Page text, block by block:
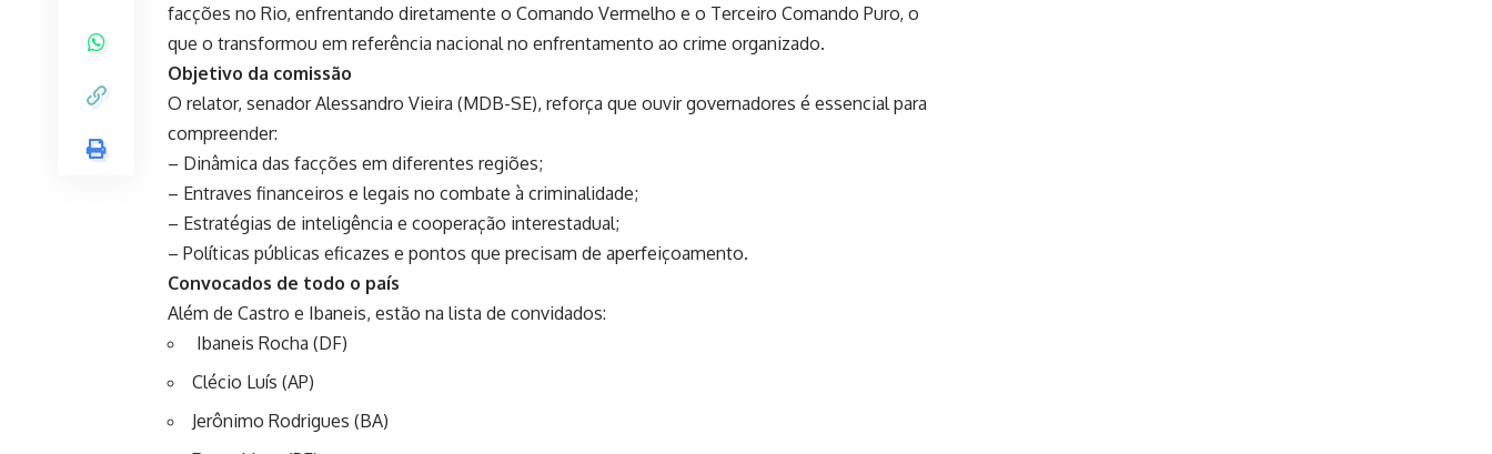
facções no Rio, enfrentando diretamente o Comando Vermelho e o Terceiro Comando Puro, o
que o transformou em referência nacional no enfrentamento ao crime organizado.
Objetivo da comissão
O relator, senador Alessandro Vieira (MDB-SE), reforça que ouvir governadores é essencial para
compreender:
– Dinâmica das facções em diferentes regiões;
– Entraves financeiros e legais no combate à criminalidade;
– Estratégias de inteligência e cooperação interestadual;
– Políticas públicas eficazes e pontos que precisam de aperfeiçoamento.
Convocados de todo o país
Além de Castro e Ibaneis, estão na lista de convidados:
Ibaneis Rocha (DF)
Clécio Luís (AP)
Jerônimo Rodrigues (BA)